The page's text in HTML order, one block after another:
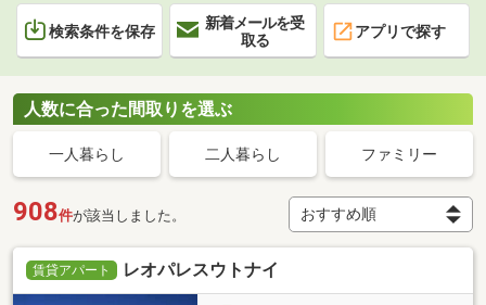
検索条件を保存
新着メールを受
取る
アプリで探す
人数に合った間取りを選ぶ
一人暮らし 二人暮らし ファミリー
908件が該当しました。
賃貸アパート レオパレスウトナイ